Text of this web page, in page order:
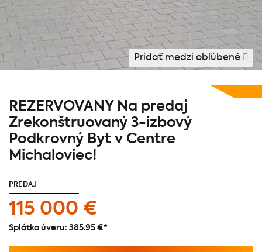
Pridať medzi obľúbené
REZERVOVANY Na predaj
Zrekonštruovaný 3-izbový
Podkrovný Byt v Centre
Michaloviec!
PREDAJ
115 000 €
Splátka úveru: 385.95 €*